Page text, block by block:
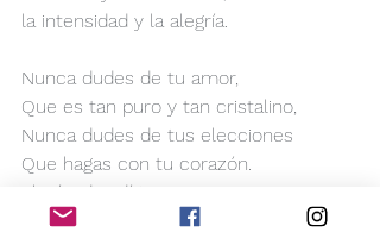
la intensidad y la alegría.
Nunca dudes de tu amor,
Que es tan puro y tan cristalino,
Nunca dudes de tus elecciones
Que hagas con tu corazón.
Elegí y decidí tu camino
A través de tu intuición,